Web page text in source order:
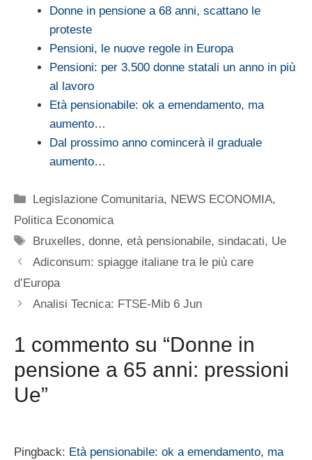
Donne in pensione a 68 anni, scattano le
proteste
Pensioni, le nuove regole in Europa
Pensioni: per 3.500 donne statali un anno in più
al lavoro
Età pensionabile: ok a emendamento, ma
aumento…
Dal prossimo anno comincerà il graduale
aumento…
Categorie
Legislazione Comunitaria, NEWS ECONOMIA,
Politica Economica
Tag
Bruxelles,donne,età pensionabile,sindacati, Ue
Adiconsum: spiagge italiane tra le più care
d’Europa
Analisi Tecnica: FTSE-Mib 6 Jun
1 commento su “Donne in
pensione a 65 anni: pressioni
Ue”
Pingback: Età pensionabile: ok a emendamento, ma